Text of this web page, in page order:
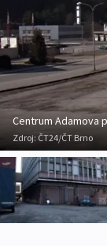
Centrum Adamova
Zdroj: ČT24/ČT Brno